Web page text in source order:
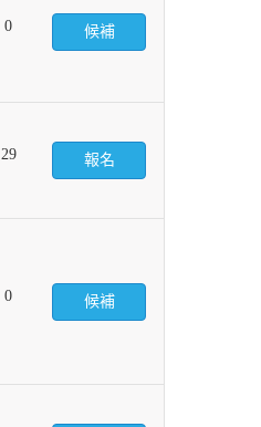
0 候補
29 報名
0 候補